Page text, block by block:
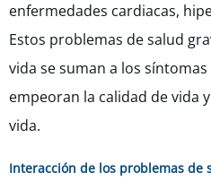
enfermedades cardiacas,
Estos problemas de salud
vida se suman a los
empeoran la calidad de vida
vida.
Interacción de los problemas de